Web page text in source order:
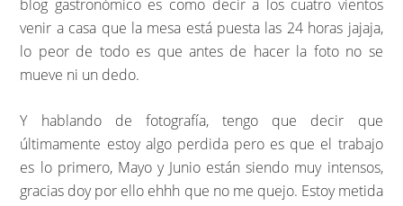
blog gastronómico es como decir a los cuatro vientos
venir a casa que la mesa está puesta las 24 horas jajaja,
lo peor de todo es que antes de hacer la foto no se
mueve ni un dedo.
Y hablando de fotografía, tengo que decir que
últimamente estoy algo perdida pero es que el trabajo
es lo primero, Mayo y Junio están siendo muy intensos,
gracias doy por ello ehhh que no me quejo. Estoy metida